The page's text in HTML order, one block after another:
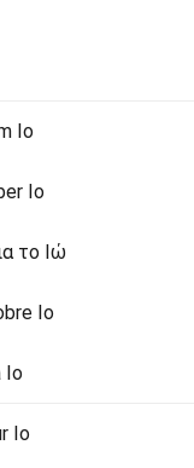
Io
Io
το Ιώ
Io
Io
Io